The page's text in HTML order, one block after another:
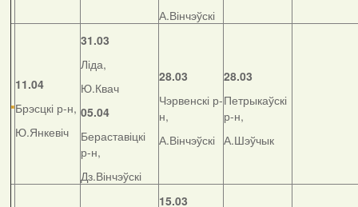
А.Вінчэўскі
11.04
Брэсцкі р-н,
Ю.Янкевіч
31.03
Ліда,
Ю.Квач
05.04
Бераставіцкі
р-н,
Дз.Вінчэўскі
28.03
Чэрвенскі р-
н,
А.Вінчэўскі
28.03
Петрыкаўскі
р-н,
А.Шэўчык
15.03